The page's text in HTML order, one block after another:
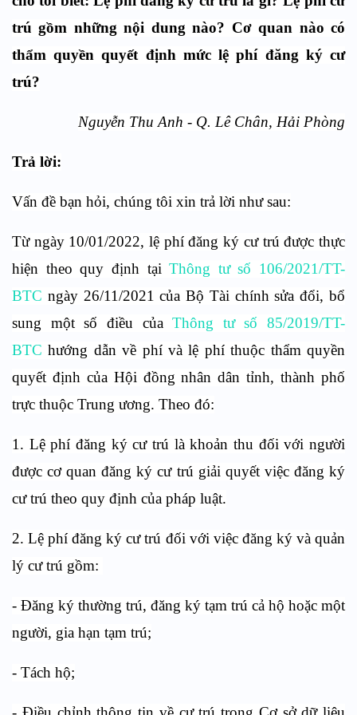
trú gồm những nội dung nào? Cơ quan nào có
thẩm quyền quyết định mức lệ phí đăng ký cư
trú?
Nguyễn Thu Anh - Q. Lê Chân, Hải Phòng
Trả lời:
Vấn đề bạn hỏi, chúng tôi xin trả lời như sau:
Từ ngày 10/01/2022, lệ phí đăng ký cư trú được thực
hiện theo quy định tạiThông tư số 106/2021/TT-
BTC ngày 26/11/2021 của Bộ Tài chính sửa đổi, bổ
sung một số điều củaThông tư số 85/2019/TT-
BTChướng dẫn về phí và lệ phí thuộc thẩm quyền
quyết định của Hội đồng nhân dân tỉnh, thành phố
trực thuộc Trung ương. Theo đó:
1. Lệ phí đăng ký cư trú là khoản thu đối với người
được cơ quan đăng ký cư trú giải quyết việc đăng ký
cư trú theo quy định của pháp luật.
2. Lệ phí đăng ký cư trú đối với việc đăng ký và quản
lý cư trú gồm:
- Đăng ký thường trú, đăng ký tạm trú cả hộ hoặc một
người, gia hạn tạm trú;
- Tách hộ;